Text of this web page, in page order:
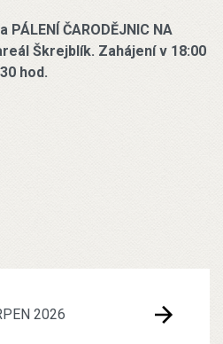
2026
ČARODĚJNIC NA
Škrejblík. Zahájení v 18:00
hod.